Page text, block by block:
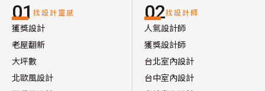
01 找設計靈感
獲獎設計
老屋翻新
大坪數
北歐風設計
02找設計師
人氣設計師
獲獎設計師
台北室內設計
台中室內設計